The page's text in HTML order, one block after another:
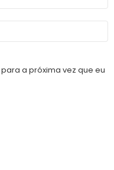
a próxima vez que eu